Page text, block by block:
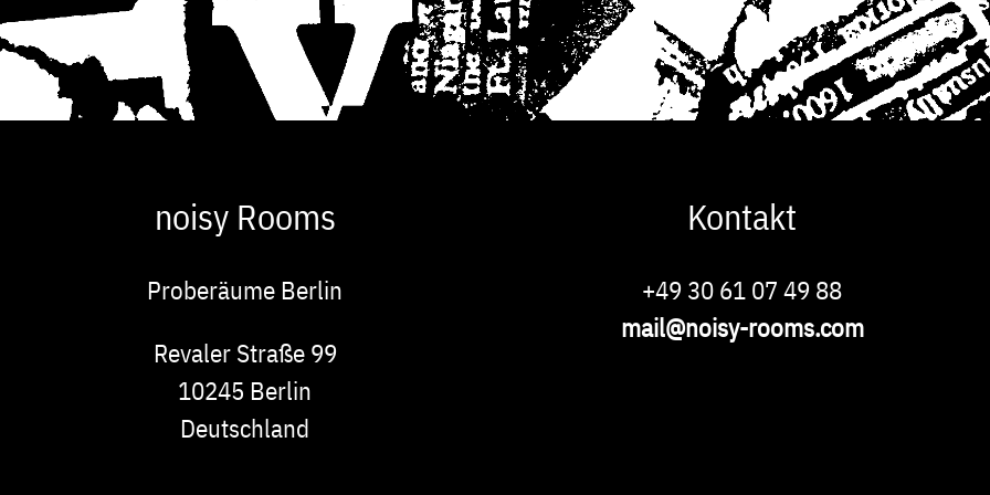
noisy Rooms
Proberäume Berlin
Revaler Straße 99
10245 Berlin
Deutschland
Kontakt
+49 30 61 07 49 88
mail@noisy-rooms.com